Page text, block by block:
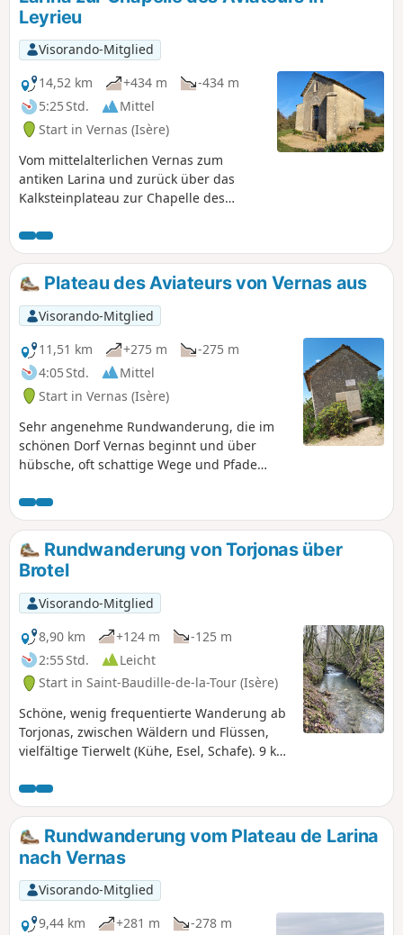
Leyrieu
Visorando-Mitglied
14,52 km
+434 m
-434 m
5:25 Std.
Mittel
Start in Vernas (Isère)
Vom mittelalterlichen Vernas zum
antiken Larina und zurück über das
Kalksteinplateau zur Chapelle des
Flugzeugabstürze), zurück ins
Mittelalter über den Fischteich des
Schlosses Delphinal de Vernas.
Plateau des Aviateurs von Vernas aus
Visorando-Mitglied
11,51 km
+275 m
-275 m
4:05 Std.
Mittel
Start in Vernas (Isère)
Sehr angenehme Rundwanderung, die im
schönen Dorf Vernas beginnt und über
hübsche, oft schattige Wege und Pfade
führt, wo 1944 ein Militärflugzeug und 1969
ein weiteres Flugzeug abgestürzt sind. Eine
kleine Kapelle, Gedenktafeln und ein Schild
erinnern an diese Ereignisse. Entlang der
gesamten Strecke bieten sich weite
Ausblicke auf die Rhône-Ebene und die
Alpenkette in der Ferne.
Rundwanderung von Torjonas über
Brotel
Visorando-Mitglied
8,90 km
+124 m
-125 m
2:55 Std.
Leicht
Start in Saint-Baudille-de-la-Tour (Isère)
Schöne, wenig frequentierte Wanderung ab
Torjonas, zwischen Wäldern und Flüssen,
vielfältige Tierwelt (Kühe, Esel, Schafe). 9 km
Höhenunterschiede.
Rundwanderung vom Plateau de Larina
nach Vernas
Visorando-Mitglied
9,44 km
+281 m
-278 m